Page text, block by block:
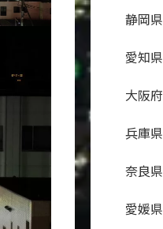
静岡県
愛知県
大阪府
兵庫県
奈良県
愛媛県